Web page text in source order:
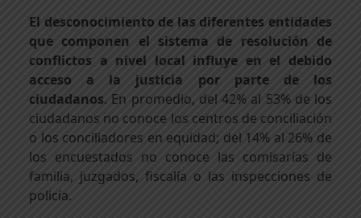
El desconocimiento de las diferentes entidades
que componen el sistema de resolución de
conflictos a nivel local influye en el debido
acceso a la justicia por parte de los
ciudadanos. En promedio, del 42% al 53% de los
ciudadanos no conoce los centros de conciliación
o los conciliadores en equidad; del 14% al 26% de
los encuestados no conoce las comisarías de
familia, juzgados, fiscalía o las inspecciones de
policía.